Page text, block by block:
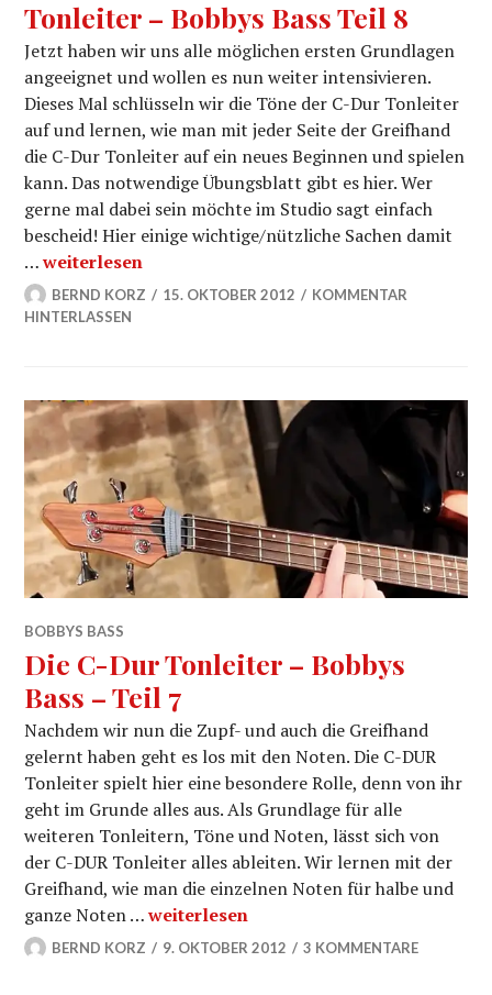
Tonleiter – Bobbys Bass Teil 8
Jetzt haben wir uns alle möglichen ersten Grundlagen
angeeignet und wollen es nun weiter intensivieren.
Dieses Mal schlüsseln wir die Töne der C-Dur Tonleiter
auf und lernen, wie man mit jeder Seite der Greifhand
die C-Dur Tonleiter auf ein neues Beginnen und spielen
kann. Das notwendige Übungsblatt gibt es hier. Wer
gerne mal dabei sein möchte im Studio sagt einfach
bescheid! Hier einige wichtige/nützliche Sachen damit
…Töne auf dem Bass in der C-Dur Tonleiter – Bobbys
weiterlesen
BERND KORZ 15. OKTOBER 2012
KOMMENTAR
HINTERLASSEN
BOBBYS BASS
Die C-Dur Tonleiter – Bobbys
Bass – Teil 7
Nachdem wir nun die Zupf- und auch die Greifhand
gelernt haben geht es los mit den Noten. Die C-DUR
Tonleiter spielt hier eine besondere Rolle, denn von ihr
geht im Grunde alles aus. Als Grundlage für alle
weiteren Tonleitern, Töne und Noten, lässt sich von
der C-DUR Tonleiter alles ableiten. Wir lernen mit der
Greifhand, wie man die einzelnen Noten für halbe und
ganze Noten …Die C-Dur Tonleiter – Bobbys Bass –
weiterlesen
BERND KORZ 9. OKTOBER 2012 3 KOMMENTARE